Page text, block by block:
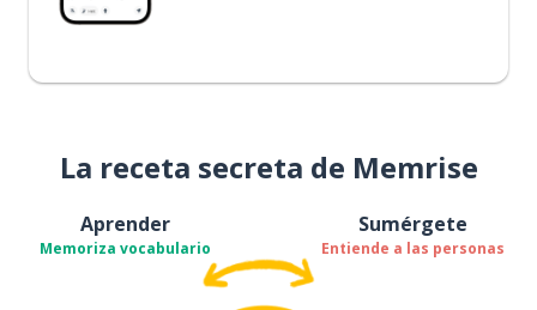
La receta secreta de Memrise
Aprender
Memoriza vocabulario
Sumérgete
Entiende a las personas